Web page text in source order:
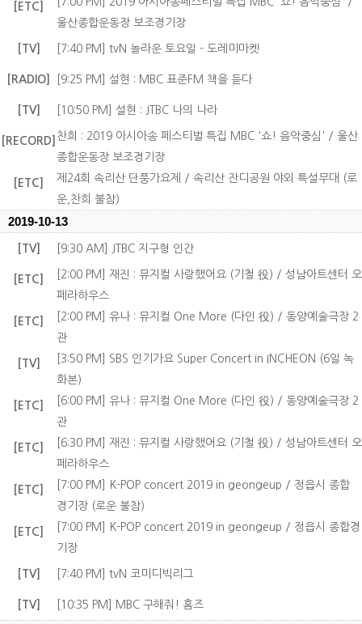
[ETC]
울산종합운동장 보조경기장
[TV] [7:40 PM] tvN 놀라운 토요일 - 도레미마켓
[RADIO] [9:25 PM] 설현 : MBC 표준FM 책을 듣다
[TV] [10:50 PM] 설현 : JTBC 나의 나라
[RECORD] 찬희 : 2019 아시아송 페스티벌 특집 MBC '쇼! 음악중심' / 울산
종합운동장 보조경기장
[ETC]
제24회 속리산 단풍가요제 / 속리산 잔디공원 야외 특설무대 (로
운,찬희 불참)
2019-10-13
[TV] [9:30 AM] JTBC 지구형 인간
[ETC]
[2:00 PM] 재진 : 뮤지컬 사랑했어요 (기철 役) / 성남아트센터 오
페라하우스
[ETC]
[2:00 PM] 유나 : 뮤지컬 One More (다인 役) / 동양예술극장 2
관
[TV]
[3:50 PM] SBS 인기가요 Super Concert in INCHEON (6일 녹
화본)
[ETC]
[6:00 PM] 유나 : 뮤지컬 One More (다인 役) / 동양예술극장 2
관
[ETC]
[6:30 PM] 재진 : 뮤지컬 사랑했어요 (기철 役) / 성남아트센터 오
페라하우스
[ETC]
[7:00 PM] K-POP concert 2019 in geongeup / 정읍시 종합
경기장 (로운 불참)
[ETC]
[7:00 PM] K-POP concert 2019 in geongeup / 정읍시 종합경
기장
[TV] [7:40 PM] tvN 코미디빅리그
[TV] [10:35 PM] MBC 구해줘! 홈즈